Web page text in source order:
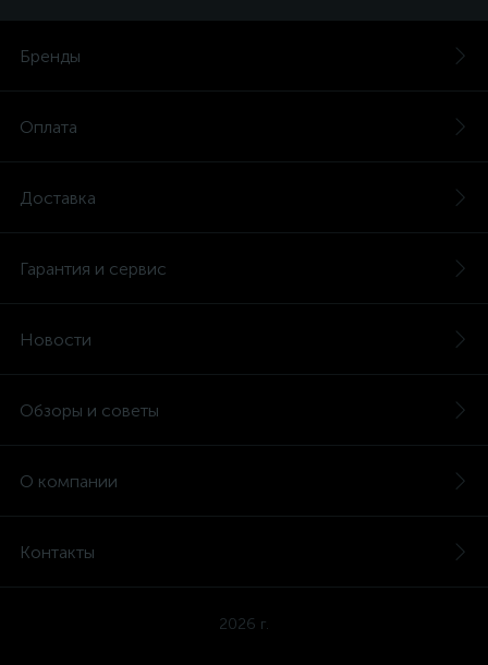
Бренды
Оплата
Доставка
Гарантия и сервис
Новости
Обзоры и советы
О компании
Контакты
2026 г.